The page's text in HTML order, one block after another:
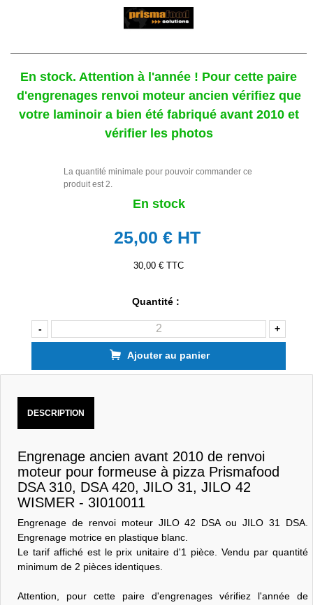
En stock. Attention à l'année ! Pour cette paire
d'engrenages renvoi moteur ancien vérifiez que
votre laminoir a bien été fabriqué avant 2010 et
vérifier les photos
La quantité minimale pour pouvoir commander ce
produit est 2.
En stock
25,00 € HT
30,00 € TTC
Quantité :
- +
Ajouter au panier
DESCRIPTION
Engrenage ancien avant 2010 de renvoi
moteur pour formeuse à pizza Prismafood
DSA 310, DSA 420, JILO 31, JILO 42
WISMER - 3I010011
Engrenage de renvoi moteur JILO 42 DSA ou JILO 31 DSA.
Engrenage motrice en plastique blanc.
Le tarif affiché est le prix unitaire d'1 pièce. Vendu par quantité
minimum de 2 pièces identiques.
Attention, pour cette paire d'engrenages vérifiez l'année de